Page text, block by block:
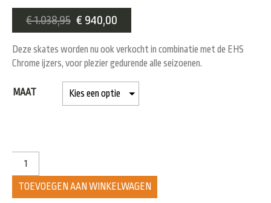
€1.038,95 € 940,00
Deze skates worden nu ook verkocht in combinatie met de EHS
Chrome ijzers, voor plezier gedurende alle seizoenen.
MAAT
TOEVOEGEN AAN WINKELWAGEN